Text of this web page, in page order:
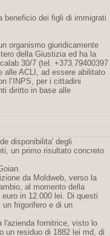
beneficio dei figli di immigrati
organismo giuridicamente
della Giustizia ed ha la
30/7 (tel. +373.79400397
alle ACLI, ad essere abilitato
l’INPS, per i cittadini
diritto in base alle
disponibilita' degli
un primo risultato concreto
da Moldweb, verso la
al momento della
in 12.000 lei. Di questi
frigorifero e di un
l'azienda fornitrice, visto lo
un residuo di 1882 lei md, di